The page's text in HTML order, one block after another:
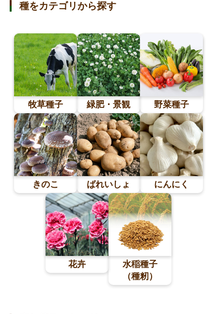
種をカテゴリから探す
牧草種子
ソルガム
（ソルゴ
ー）
スーダング
ラス
夏牧草
イタリアン
ライグラス
オーチャー
チモシー
イネ科牧草
マメ科牧草
緑肥・景観
緑肥専用種
景観植物
景観植物
（花）
野菜種子
きのこ ばれいしょ にんにく
花卉
水稲種子
（種籾）